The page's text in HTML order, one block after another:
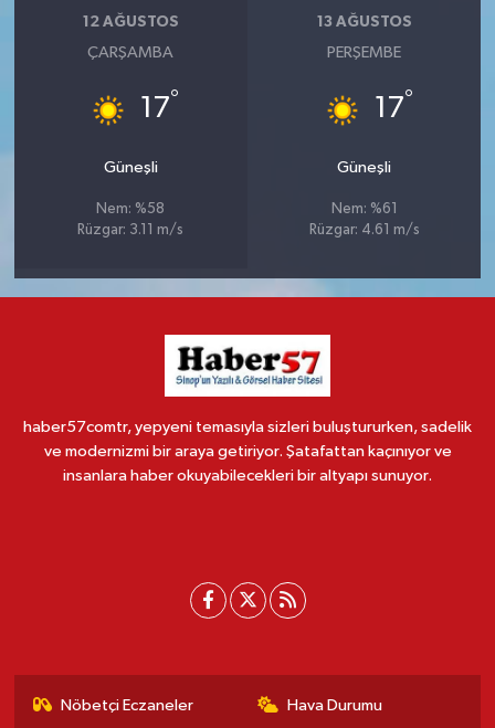
12 AĞUSTOS
ÇARŞAMBA
17°
Güneşli
Nem: %58
Rüzgar: 3.11 m/s
13 AĞUSTOS
PERŞEMBE
17°
Güneşli
Nem: %61
Rüzgar: 4.61 m/s
haber57comtr, yepyeni temasıyla sizleri buluştururken, sadelik
ve modernizmi bir araya getiriyor. Şatafattan kaçınıyor ve
insanlara haber okuyabilecekleri bir altyapı sunuyor.
Nöbetçi Eczaneler Hava Durumu